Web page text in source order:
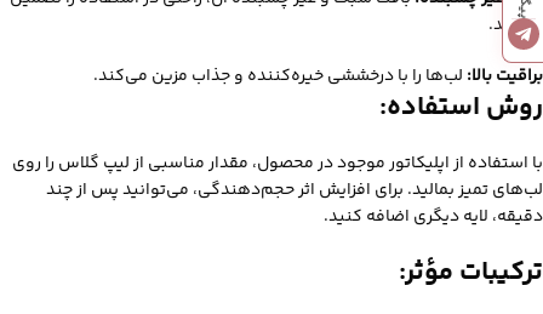
می‌کند.
براقیت بالا: لب‌ها را با درخششی خیره‌کننده و جذاب مزین می‌کند.
روش استفاده:
با استفاده از اپلیکاتور موجود در محصول، مقدار مناسبی از لیپ گلاس را روی
لب‌های تمیز بمالید. برای افزایش اثر حجم‌دهندگی، می‌توانید پس از چند
دقیقه، لایه دیگری اضافه کنید.
ترکیبات مؤثر: